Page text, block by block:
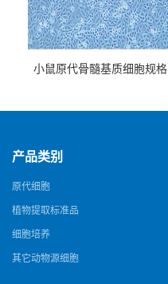
小鼠原代骨髓基质细胞规格
产品类别
原代细胞
植物提取标准品
细胞培养
其它动物源细胞